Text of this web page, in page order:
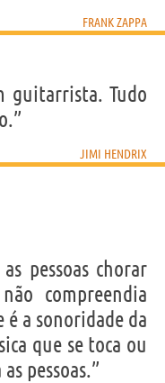
FRANK ZAPPA
guitarrista. Tudo
JIMI HENDRIX
pessoas chorar
compreendia
é a sonoridade da
que se toca ou
pessoas.”